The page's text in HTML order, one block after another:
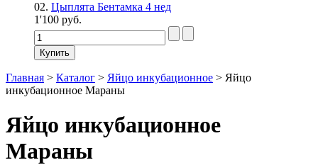
02. Цыплята Бентамка 4 нед
1'100 руб.
Главная > Каталог > Яйцо инкубационное > Яйцо
инкубационное Мараны
Яйцо инкубационное
Мараны